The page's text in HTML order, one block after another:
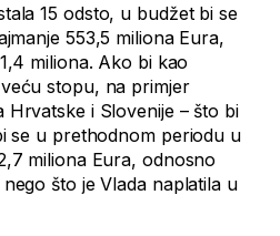
15 odsto, u budžet bi se
553,5 miliona Eura,
miliona. Ako bi kao
stopu, na primjer
i Slovenije – što bi
se u prethodnom periodu u
miliona Eura, odnosno
što je Vlada naplatila u